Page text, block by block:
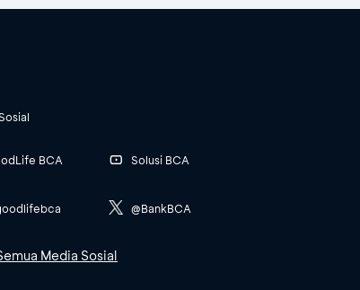
BCA Solusi BCA
@BankBCA
Media Sosial